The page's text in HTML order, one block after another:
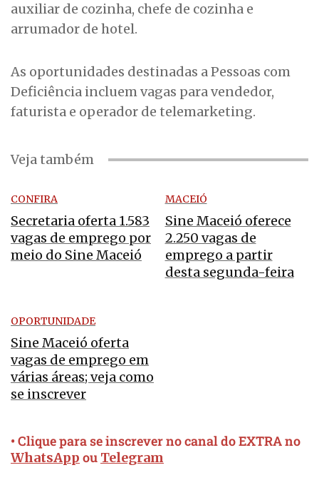
auxiliar de cozinha, chefe de cozinha e
arrumador de hotel.
As oportunidades destinadas a Pessoas com
Deficiência incluem vagas para vendedor,
faturista e operador de telemarketing.
Veja também
CONFIRA
Secretaria oferta 1.583
vagas de emprego por
meio do Sine Maceió
MACEIÓ
Sine Maceió oferece
2.250 vagas de
emprego a partir
desta segunda-feira
OPORTUNIDADE
Sine Maceió oferta
vagas de emprego em
várias áreas; veja como
se inscrever
• Clique para se inscrever no canal do EXTRA no
WhatsApp ou Telegram